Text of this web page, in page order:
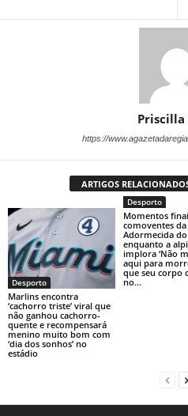
Priscilla
https://
ARTIGOS
Desporto
Marlins encontra
‘cachorro triste’ viral que
não ganhou cachorro-
quente e recompensará
menino muito bom com
‘dia dos sonhos’ no
estádio
Desporto
Momentos
comoventes da
Adormecida do
enquanto a
implora ‘Não
aqui para
que seu corpo
no...